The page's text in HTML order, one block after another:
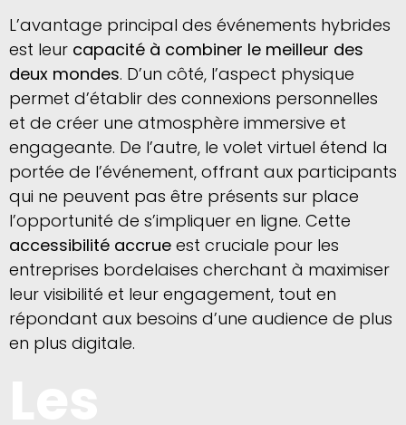
L’avantage principal des événements hybrides
est leur capacité à combiner le meilleur des
deux mondes. D’un côté, l’aspect physique
permet d’établir des connexions personnelles
et de créer une atmosphère immersive et
engageante. De l’autre, le volet virtuel étend la
portée de l’événement, offrant aux participants
qui ne peuvent pas être présents sur place
l’opportunité de s’impliquer en ligne. Cette
accessibilité accrue est cruciale pour les
entreprises bordelaises cherchant à maximiser
leur visibilité et leur engagement, tout en
répondant aux besoins d’une audience de plus
en plus digitale.